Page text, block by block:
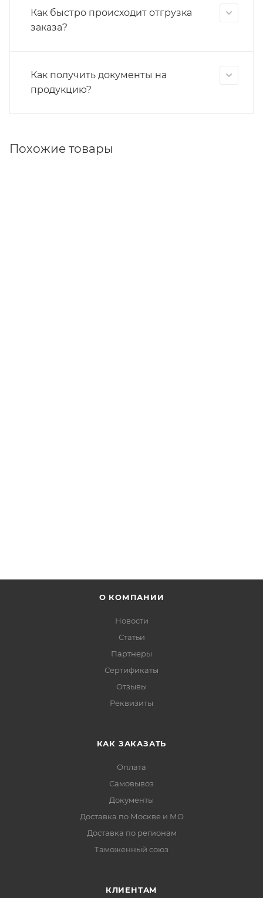
Как быстро происходит отгрузка
заказа?
Как получить документы на
продукцию?
Похожие товары
О КОМПАНИИ
Новости
Статьи
Партнеры
Сертификаты
Отзывы
Реквизиты
КАК ЗАКАЗАТЬ
Оплата
Самовывоз
Документы
Доставка по Москве и МО
Доставка по регионам
Таможенный союз
КЛИЕНТАМ